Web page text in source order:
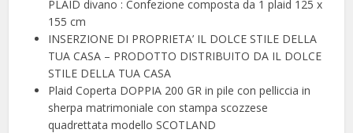
PLAID divano : Confezione composta da 1 plaid 125 x
155 cm
INSERZIONE DI PROPRIETA’ IL DOLCE STILE DELLA
TUA CASA – PRODOTTO DISTRIBUITO DA IL DOLCE
STILE DELLA TUA CASA
Plaid Coperta DOPPIA 200 GR in pile con pelliccia in
sherpa matrimoniale con stampa scozzese
quadrettata modello SCOTLAND